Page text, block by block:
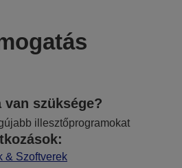
van szüksége?
illesztőprogramokat
& Szoftverek